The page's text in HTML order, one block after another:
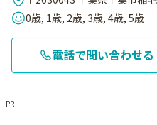
0歳, 1歳, 2歳, 3歳, 4歳, 5歳
電話で問い合わせる
PR